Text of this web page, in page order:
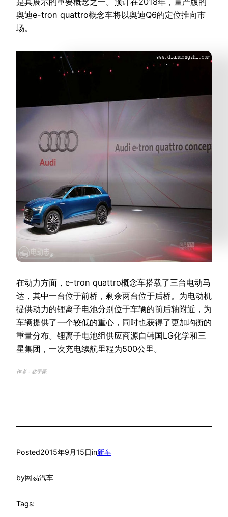
奥迪e-tron quattro概念车将以奥迪Q6的定位推向市
场。
在动力方面，e-tron quattro概念车搭载了三台电动马
达，其中一台位于前桥，剩余两台位于后桥。为电动机
提供动力的锂离子电池分别位于车辆的前后轴附近，为
车辆提供了一个较低的重心，同时也获得了更加均衡的
重量分布。锂离子电池组供应商源自韩国LG化学和三
星集团，一次充电续航里程为500公里。
作者：赵宇豪
Posted2015年9月15日in新车
by网易汽车
Tags: